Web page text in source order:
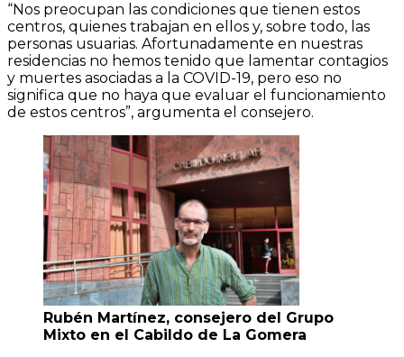
“Nos preocupan las condiciones que tienen estos
centros, quienes trabajan en ellos y, sobre todo, las
personas usuarias. Afortunadamente en nuestras
residencias no hemos tenido que lamentar contagios
y muertes asociadas a la COVID-19, pero eso no
significa que no haya que evaluar el funcionamiento
de estos centros”, argumenta el consejero.
Rubén Martínez, consejero del Grupo
Mixto en el Cabildo de La Gomera